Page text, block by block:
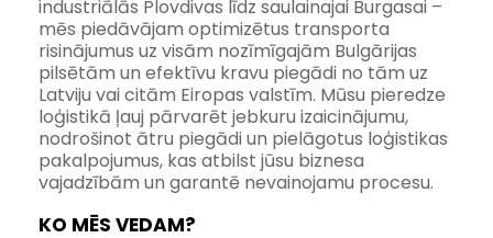
industriālās Plovdivas līdz saulainajai Burgasai –
mēs piedāvājam optimizētus transporta
risinājumus uz visām nozīmīgajām Bulgārijas
pilsētām un efektīvu kravu piegādi no tām uz
Latviju vai citām Eiropas valstīm. Mūsu pieredze
loģistikā ļauj pārvarēt jebkuru izaicinājumu,
nodrošinot ātru piegādi un pielāgotus loģistikas
pakalpojumus, kas atbilst jūsu biznesa
vajadzībām un garantē nevainojamu procesu.
KO MĒS VEDAM?